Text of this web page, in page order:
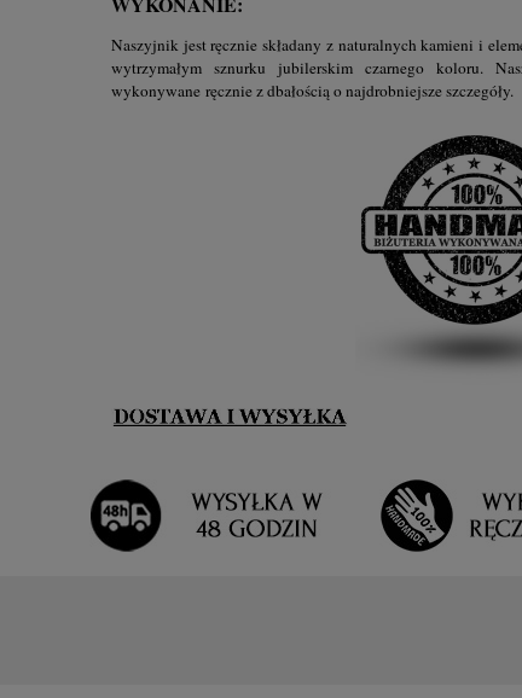
Naszyjnik jest ręcznie składany z naturalnych kamieni i
wytrzymałym sznurku jubilerskim czarnego koloru.
wykonywane ręcznie z dbałością o najdrobniejsze szczegóły.